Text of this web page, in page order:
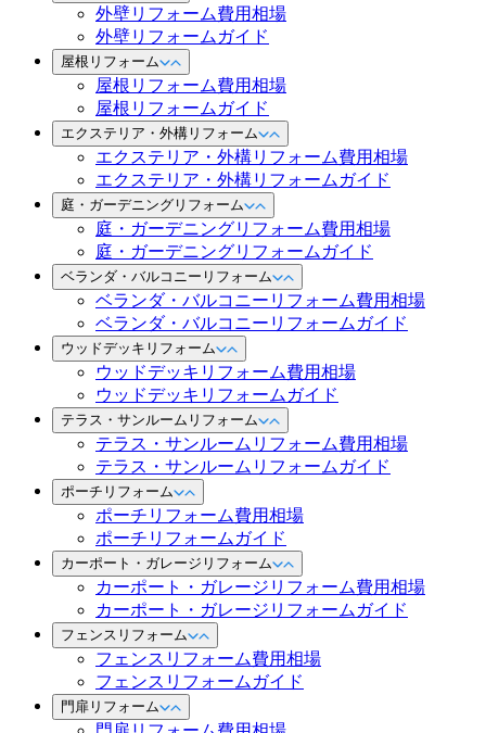
外壁リフォーム費用相場
外壁リフォームガイド
屋根リフォーム
屋根リフォーム費用相場
屋根リフォームガイド
エクステリア・外構リフォーム
エクステリア・外構リフォーム費用相場
エクステリア・外構リフォームガイド
庭・ガーデニングリフォーム
庭・ガーデニングリフォーム費用相場
庭・ガーデニングリフォームガイド
ベランダ・バルコニーリフォーム
ベランダ・バルコニーリフォーム費用相場
ベランダ・バルコニーリフォームガイド
ウッドデッキリフォーム
ウッドデッキリフォーム費用相場
ウッドデッキリフォームガイド
テラス・サンルームリフォーム
テラス・サンルームリフォーム費用相場
テラス・サンルームリフォームガイド
ポーチリフォーム
ポーチリフォーム費用相場
ポーチリフォームガイド
カーポート・ガレージリフォーム
カーポート・ガレージリフォーム費用相場
カーポート・ガレージリフォームガイド
フェンスリフォーム
フェンスリフォーム費用相場
フェンスリフォームガイド
門扉リフォーム